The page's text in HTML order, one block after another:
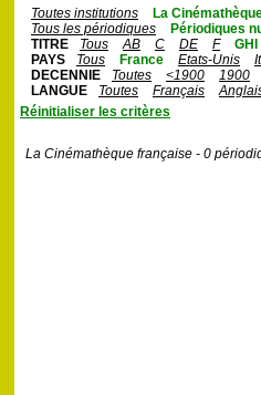
Toutes institutions
La
Tous les périodiques
Périodiques
TITRE
Tous AB C DE F
GHI
PAYS
Tous France Etats-Unis
DECENNIE
Toutes <1900
1900
LANGUE
Toutes Français
Réinitialiser les critères
La Cinémathèque française - 0